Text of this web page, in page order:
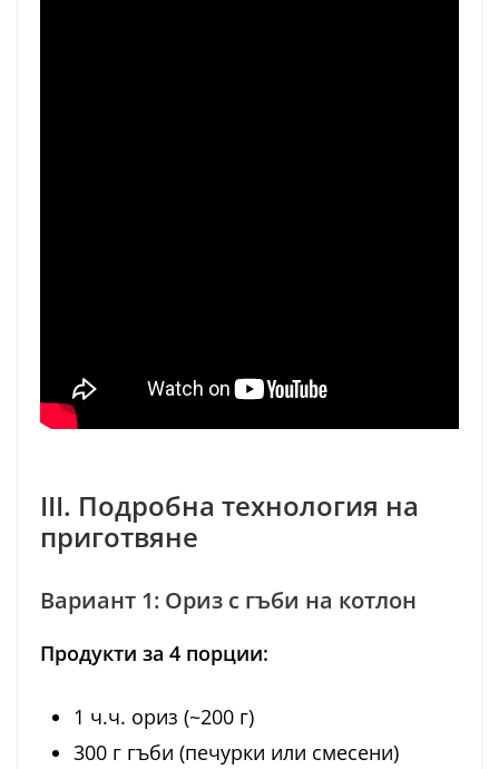
III. Подробна технология на
приготвяне
Вариант 1: Ориз с гъби на котлон
Продукти за 4 порции:
1 ч.ч. ориз (~200 г)
300 г гъби (печурки или смесени)